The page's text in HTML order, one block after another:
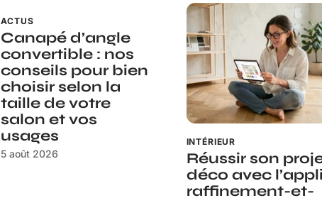
ACTUS
Canapé d’angle
convertible : nos
conseils pour bien
choisir selon la
taille de votre
salon et vos
usages
5 août 2026
INTÉRIEUR
Réussir son
déco avec l’appli
raffinement-et-